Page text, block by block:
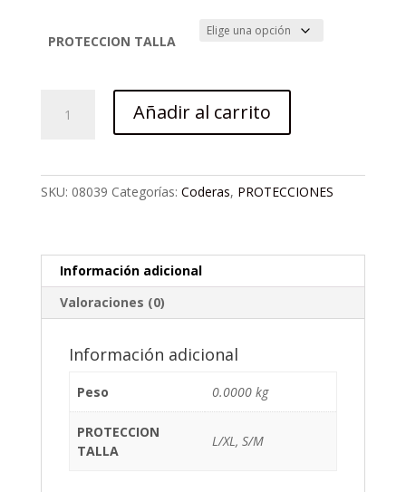
PROTECCION TALLA
Añadir al carrito
SKU: 08039 Categorías: Coderas, PROTECCIONES
Información adicional
Valoraciones (0)
Información adicional
Peso 0.0000 kg
PROTECCION
TALLA
L/XL, S/M